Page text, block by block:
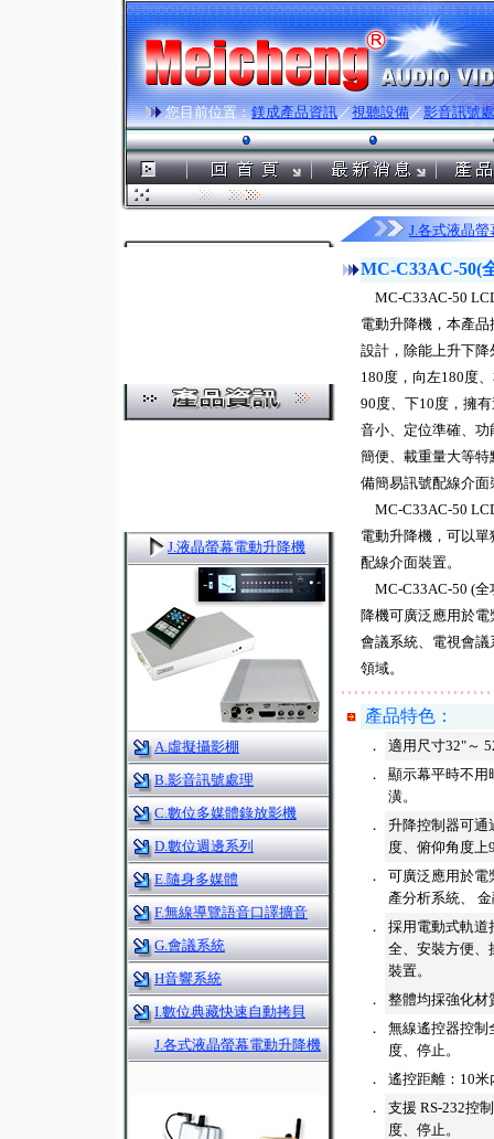
您目前位置：鎂成產品資訊／視聽設備／影音訊號
J.各式液晶
MC-C33AC-50(
MC-C33AC-50
電動升降機，本產
設計，除能上升下
180度，向左180度
90度、下10度，擁
音小、定位準確、
簡便、載重量大等
備簡易訊號配線介面
MC-C33AC-50
電動升降機，可以
配線介面裝置。
MC-C33AC-50 (全
降機可廣泛應用於
會議系統、電視會
領域。
產品特色：
．
適用尺寸32"～
．
顯示幕平時不用
潢。
．
升降控制器可通
度、俯仰角度上
．
可廣泛應用於電
產分析系統、
．
採用電動式軌道
全、安裝方便、
裝置。
．
整體均採強化材
．
無線遙控器控制
度、停止。
．
遙控距離：10米
．
支援 RS-232控
度、停止。
J.液晶螢幕電動升降機
A.虛擬攝影棚
B.影音訊號處理
C.數位多媒體錄放影機
D.數位週邊系列
E.隨身多媒體
F.無線導覽語音口譯擴音
G.會議系統
H音響系統
I.數位典藏快速自動拷貝
J.各式液晶螢幕電動升降機